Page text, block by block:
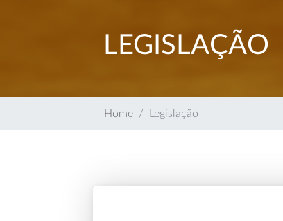
LEGISLAÇÃO
Home Legislação